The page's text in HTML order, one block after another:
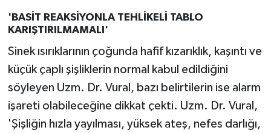
'BASİT REAKSİYONLA TEHLİKELİ TABLO
KARIŞTIRILMAMALI'
Sinek ısırıklarının çoğunda hafif kızarıklık, kaşıntı ve
küçük çaplı şişliklerin normal kabul edildiğini
söyleyen Uzm. Dr. Vural, bazı belirtilerin ise alarm
işareti olabileceğine dikkat çekti. Uzm. Dr. Vural,
'Şişliğin hızla yayılması, yüksek ateş, nefes darlığı,